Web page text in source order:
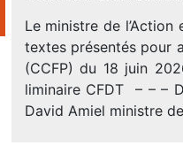
Le ministre de
textes présentés pour
(CCFP) du 18 juin
liminaire CFDT – – –
David Amiel ministre